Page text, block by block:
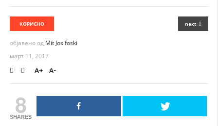
АУДИО
ТЕХНОЛОГИЈА
КОРИСНО
објавено од Mit Josifoski
март 11, 2017
next
A+ A-
8
SHARES